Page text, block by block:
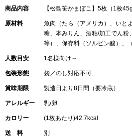
商品内容 【松島笹かまぼこ】5枚（1枚45g
原材料
魚肉（たら（アメリカ）、いと
糖、本みりん、酒粕/加工でん粉
等）、保存料（ソルビン酸）、
人数目安 1名様向け～
包装形態 袋／のし対応不可
賞味期限 製造日より8日間（要冷蔵）
アレルギー 乳/卵
カロリー (1枚あたり)42.7kcal
送 料 別